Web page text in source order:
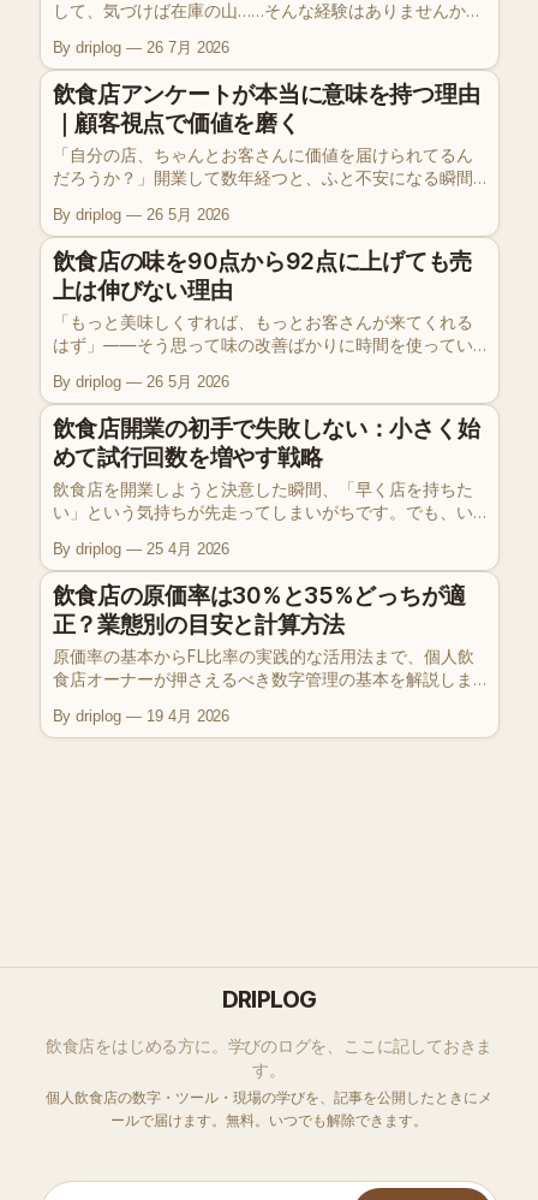
して、気づけば在庫の山……そんな経験はありませんか。
の頭の使い方が必要になります。DRIPLOG EP4では、グ
ッズ制作を例に「長期的な視点」と「購入の目的」から
支出を判断する方法をお話ししました。
By driplog 26 7月 2026
飲食店アンケートが本当に意味を持つ理由
｜顧客視点で価値を磨く
「自分の店、ちゃんとお客さんに価値を届けられてるん
だろうか？」開業して数年経つと、ふと不安になる瞬間
動して、飲食店経営における顧客視点の重要性と、それ
を仕組み化する手段としてのアンケートについてお話し
します。
By driplog 26 5月 2026
飲食店の味を90点から92点に上げても売
上は伸びない理由
「もっと美味しくすれば、もっとお客さんが来てくれる
はず」——そう思って味の改善ばかりに時間を使ってい
かもしれません。DRIPLOG EP2では、飲食店オーナーが
陥りがちな『美味しさ追求の落とし穴』と、売上を伸ば
すために本当に注ぐべきリソースの方向についてお話し
します。
By driplog 26 5月 2026
飲食店開業の初手で失敗しない：小さく始
めて試行回数を増やす戦略
飲食店を開業しようと決意した瞬間、「早く店を持ちた
い」という気持ちが先走ってしまいがちです。でも、い
スクになり得ます。このエピソードでは、現役カフェオ
ーナーの視点から「小さく始める」ことの重要性と、具
体的な実践方法をお話しします。
By driplog 25 4月 2026
飲食店の原価率は30%と35%どっちが適
正？業態別の目安と計算方法
原価率の基本からFL比率の実践的な活用法まで、個人飲
食店オーナーが押さえるべき数字管理の基本を解説しま
By driplog 19 4月 2026
DRIPLOG
飲食店をはじめる方に。学びのログを、ここに記しておきま
す。
個人飲食店の数字・ツール・現場の学びを、記事を公開したときにメ
ールで届けます。無料。いつでも解除できます。